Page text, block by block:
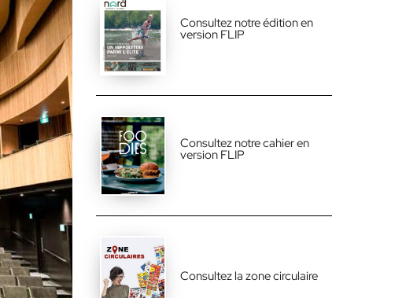
Consultez notre édition en
version FLIP
Consultez notre cahier en
version FLIP
Consultez la zone circulaire